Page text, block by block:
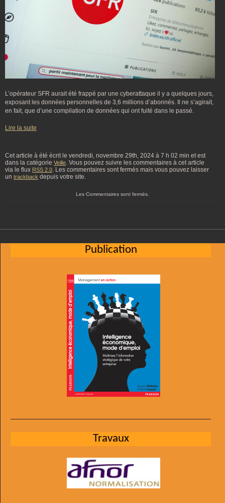
L’opérateur SFR aurait été frappé par une cyberattaque il y a quelques jours,
exposant les données personnelles de 3,6 millions d’abonnés. Il ne s’agirait,
en fait, que d’une compilation de données qui ont fuité dans le passé.
Lire la suite
Cet article à été écrit le vendredi, novembre 29th, 2024 à 7 h 02 min et est
dans la catégorie Veille. Vous pouvez suivre les commentaires à cet article
via le flux RSS 2.0. Les commentaires sont fermés mais vous pouvez laisser
un trackback depuis votre site.
Les Commentaires sont fermés.
Publication
Travaux